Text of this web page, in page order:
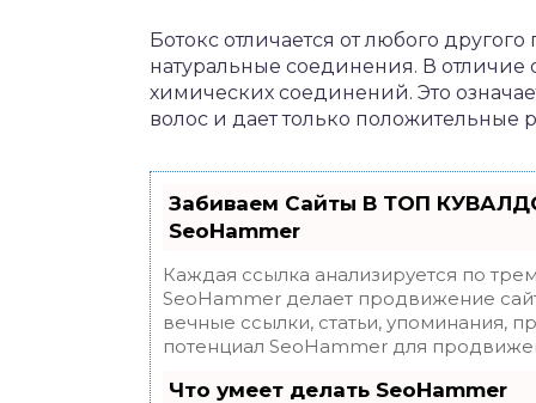
Ботокс отличается от любого
натуральные соединения. В отличие
химических соединений. Это
волос и дает только положительные
Забиваем Сайты В ТОП
SeoHammer
Каждая ссылка анализируется по
SeoHammer делает продвижение
вечные ссылки, статьи, упоминания,
потенциал SeoHammer для
Что умеет делать SeoHammer